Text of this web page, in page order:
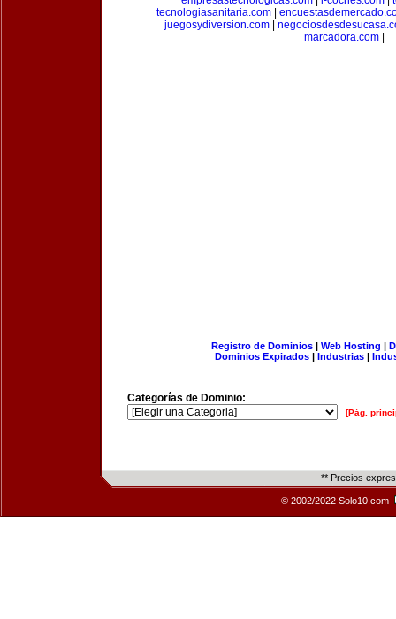
tecnologiasanitaria.com|
juegosydiversion.com
marcadora.com|
Registro de Dominios| Web Hosting |
Dominios Expirados | Industrias |
Categorías de Dominio:
[Pág.
** Precios
© 2002/2022 Solo10.com